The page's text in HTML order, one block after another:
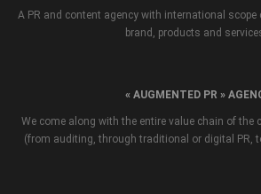
A PR and content agency with international
brand, products and
« AUGMENTED PR »
We come along with the entire value chain of
(from auditing, through traditional or digital PR,